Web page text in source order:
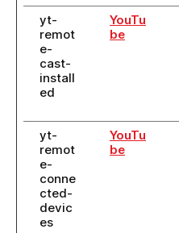
yt-
remot
e-
cast-
install
ed
YouTu
be
yt-
remot
e-
conne
cted-
devic
es
YouTu
be